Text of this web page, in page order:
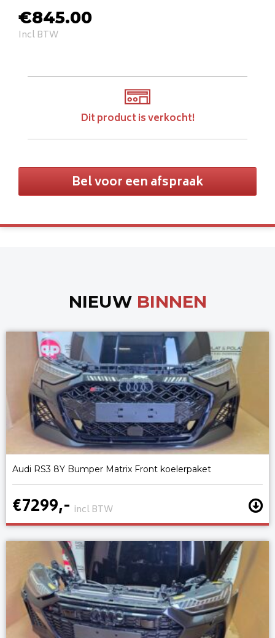
€845.00
Incl BTW
Dit product is verkocht!
Bel voor een afspraak
NIEUW BINNEN
Audi RS3 8Y Bumper Matrix Front koelerpaket
€7299,- incl BTW